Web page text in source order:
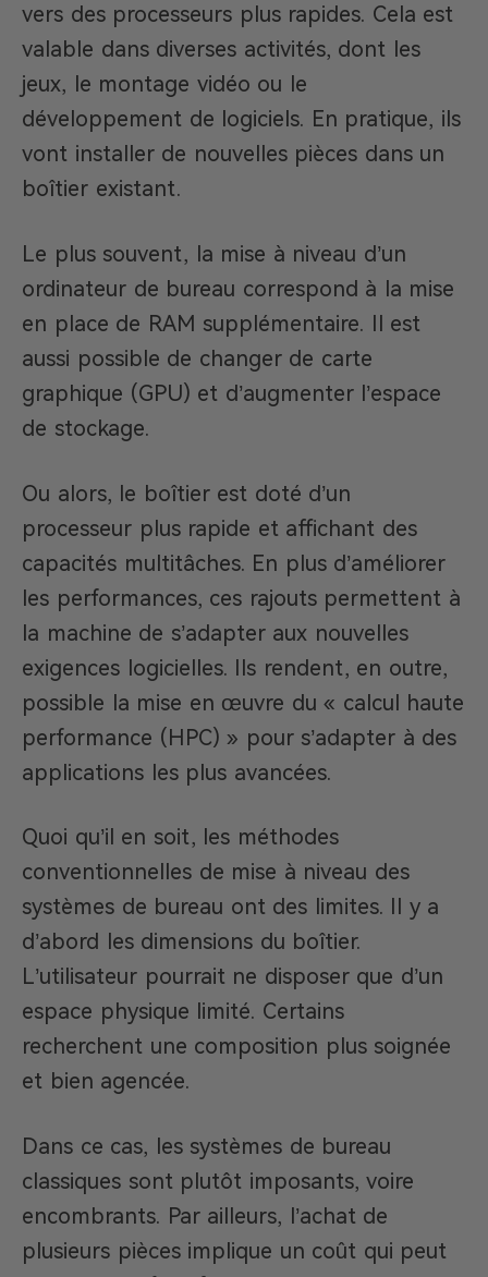
vers des processeurs plus rapides. Cela est
valable dans diverses activités, dont les
jeux, le montage vidéo ou le
développement de logiciels. En pratique, ils
vont installer de nouvelles pièces dans un
boîtier existant.
Le plus souvent, la mise à niveau d’un
ordinateur de bureau correspond à la mise
en place de RAM supplémentaire. Il est
aussi possible de changer de carte
graphique (GPU) et d’augmenter l’espace
de stockage.
Ou alors, le boîtier est doté d’un
processeur plus rapide et affichant des
capacités multitâches. En plus d’améliorer
les performances, ces rajouts permettent à
la machine de s’adapter aux nouvelles
exigences logicielles. Ils rendent, en outre,
possible la mise en œuvre du « calcul haute
performance (HPC) » pour s’adapter à des
applications les plus avancées.
Quoi qu’il en soit, les méthodes
conventionnelles de mise à niveau des
systèmes de bureau ont des limites. Il y a
d’abord les dimensions du boîtier.
L’utilisateur pourrait ne disposer que d’un
espace physique limité. Certains
recherchent une composition plus soignée
et bien agencée.
Dans ce cas, les systèmes de bureau
classiques sont plutôt imposants, voire
encombrants. Par ailleurs, l’achat de
plusieurs pièces implique un coût qui peut